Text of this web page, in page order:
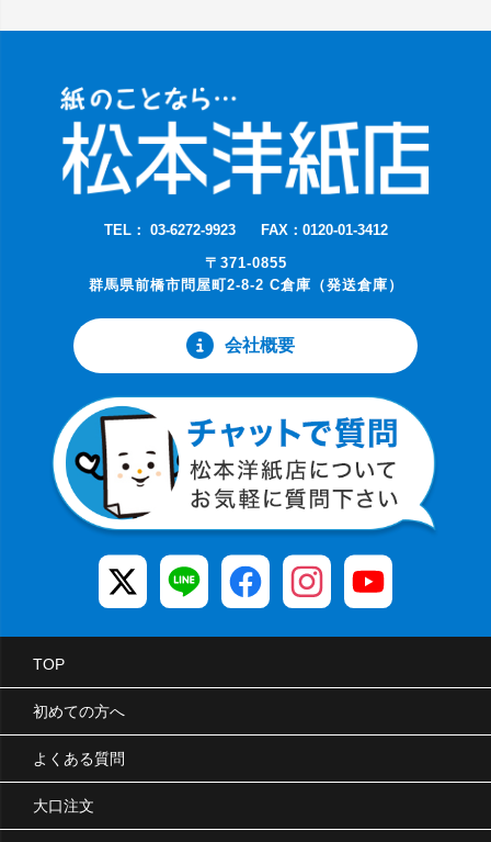
TEL： 03-6272-9923
FAX：0120-01-3412
〒371-0855
群馬県前橋市問屋町2-8-2 C倉庫（発送倉庫）
会社概要
TOP
初めての方へ
よくある質問
大口注文